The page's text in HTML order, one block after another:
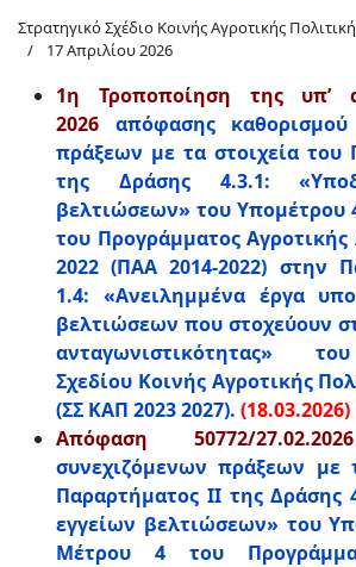
Στρατηγικό Σχέδιο Κοινής Αγροτικής
17 Απριλίου 2026
1η Τροποποίηση της υπ’
2026 απόφασης καθορισμού
πράξεων με τα στοιχεία του
της Δράσης 4.3.1:
βελτιώσεων» του Υπομέτρου
του Προγράμματος Αγροτικής
2022 (ΠΑΑ 2014-2022) στην
1.4: «Ανειλημμένα έργα
βελτιώσεων που στοχεύουν
ανταγωνιστικότητας»
Σχεδίου Κοινής Αγροτικής
(ΣΣ ΚΑΠ 2023 2027). (18.03.2026)
Απόφαση 50772/27.02.2026
συνεχιζόμενων πράξεων με
Παραρτήματος ΙΙ της Δράσης
εγγείων βελτιώσεων» του
Μέτρου 4 του